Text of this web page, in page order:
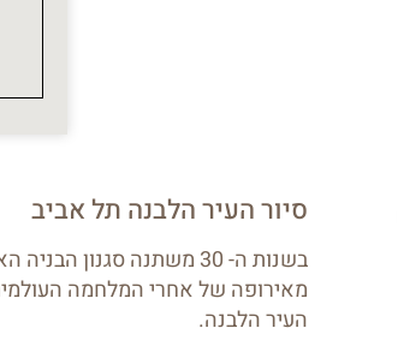
סיור העיר הלבנה תל אביב
בשנות ה- 30 משתנה סגנון
מאירופה של אחרי המלחמה
העיר הלבנה.